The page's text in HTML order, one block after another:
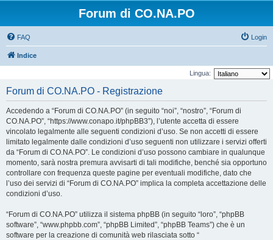
Forum di CO.NA.PO
FAQ Login
Indice
Lingua:
Forum di CO.NA.PO - Registrazione
Accedendo a “Forum di CO.NA.PO” (in seguito “noi”, “nostro”, “Forum di
CO.NA.PO”, “https://www.conapo.it/phpBB3”), l’utente accetta di essere
vincolato legalmente alle seguenti condizioni d’uso. Se non accetti di essere
limitato legalmente dalle condizioni d’uso seguenti non utilizzare i servizi offerti
da “Forum di CO.NA.PO”. Le condizioni d’uso possono cambiare in qualunque
momento, sarà nostra premura avvisarti di tali modifiche, benché sia opportuno
controllare con frequenza queste pagine per eventuali modifiche, dato che
l’uso dei servizi di “Forum di CO.NA.PO” implica la completa accettazione delle
condizioni d’uso.
“Forum di CO.NA.PO” utilizza il sistema phpBB (in seguito “loro”, “phpBB
software”, “www.phpbb.com”, “phpBB Limited”, “phpBB Teams”) che è un
software per la creazione di comunità web rilasciata sotto “